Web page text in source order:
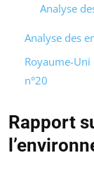
Analyse
Analyse des
Royaume-
n°20
Rapport